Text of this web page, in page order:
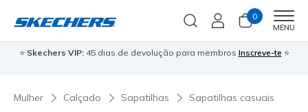
0
MENU
⭐ Skechers VIP:45 dias de devolução para membros Inscreve-te ⭐
Mulher Calçado Sapatilhas Sapatilhas casuais